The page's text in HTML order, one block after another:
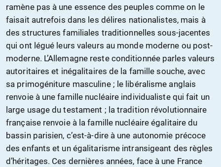
ramène pas à une essence des peuples comme on le
faisait autrefois dans les délires nationalistes, mais à
des structures familiales traditionnelles sous-jacentes
qui ont légué leurs valeurs au monde moderne ou post-
moderne. L’Allemagne reste conditionnée parles valeurs
autoritaires et inégalitaires de la famille souche, avec
sa primogéniture masculine ; le libéralisme anglais
renvoie à une famille nucléaire individualiste qui fait un
large usage du testament ; la tradition révolutionnaire
française renvoie à la famille nucléaire égalitaire du
bassin parisien, c’est-à-dire à une autonomie précoce
des enfants et un égalitarisme intransigeant des règles
d’héritages. Ces dernières années, face à une France